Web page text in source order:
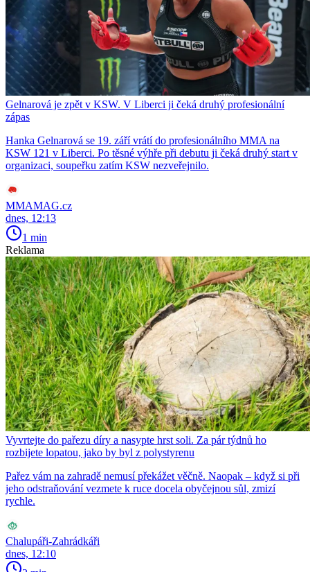
Gelnarová je zpět v KSW. V Liberci ji čeká druhý profesionální
zápas
Hanka Gelnarová se 19. září vrátí do profesionálního MMA na
KSW 121 v Liberci. Po těsné výhře při debutu ji čeká druhý start v
organizaci, soupeřku zatím KSW nezveřejnilo.
MMAMAG.cz
dnes, 12:13
1 min
Reklama
Vyvrtejte do pařezu díry a nasypte hrst soli. Za pár týdnů ho
rozbijete lopatou, jako by byl z polystyrenu
Pařez vám na zahradě nemusí překážet věčně. Naopak – když si při
jeho odstraňování vezmete k ruce docela obyčejnou sůl, zmizí
rychle.
Chalupáři-Zahrádkáři
dnes, 12:10